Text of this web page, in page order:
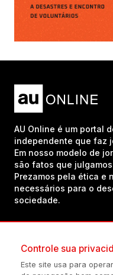
AU Online é um portal
independente que faz
Em nosso modelo de
são fatos que
Prezamos pela ética e
necessários para o
sociedade.
Controle sua
Este site usa para